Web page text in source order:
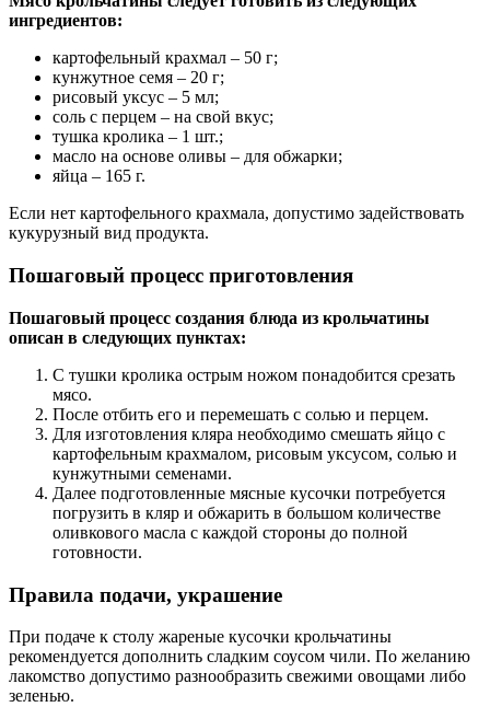
ингредиентов:
картофельный крахмал – 50 г;
кунжутное семя – 20 г;
рисовый уксус – 5 мл;
соль с перцем – на свой вкус;
тушка кролика – 1 шт.;
масло на основе оливы – для обжарки;
яйца – 165 г.
Если нет картофельного крахмала, допустимо задействовать
кукурузный вид продукта.
Пошаговый процесс приготовления
Пошаговый процесс создания блюда из крольчатины
описан в следующих пунктах:
С тушки кролика острым ножом понадобится срезать
мясо.
После отбить его и перемешать с солью и перцем.
Для изготовления кляра необходимо смешать яйцо с
картофельным крахмалом, рисовым уксусом, солью и
кунжутными семенами.
Далее подготовленные мясные кусочки потребуется
погрузить в кляр и обжарить в большом количестве
оливкового масла с каждой стороны до полной
готовности.
Правила подачи, украшение
При подаче к столу жареные кусочки крольчатины
рекомендуется дополнить сладким соусом чили. По желанию
лакомство допустимо разнообразить свежими овощами либо
зеленью.